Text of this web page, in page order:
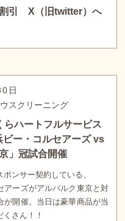
割引 X（旧twitter）へ
日
スクリーニング
らハートフルサービス
ー・コルセアーズ vs
」冠試合開催
ンサー契約している、
アーズがアルバルク東京と対
が開催。当日は豪華商品が当
さん！！